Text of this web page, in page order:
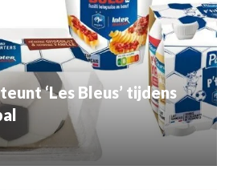
‘Les Bleus’ tijdens